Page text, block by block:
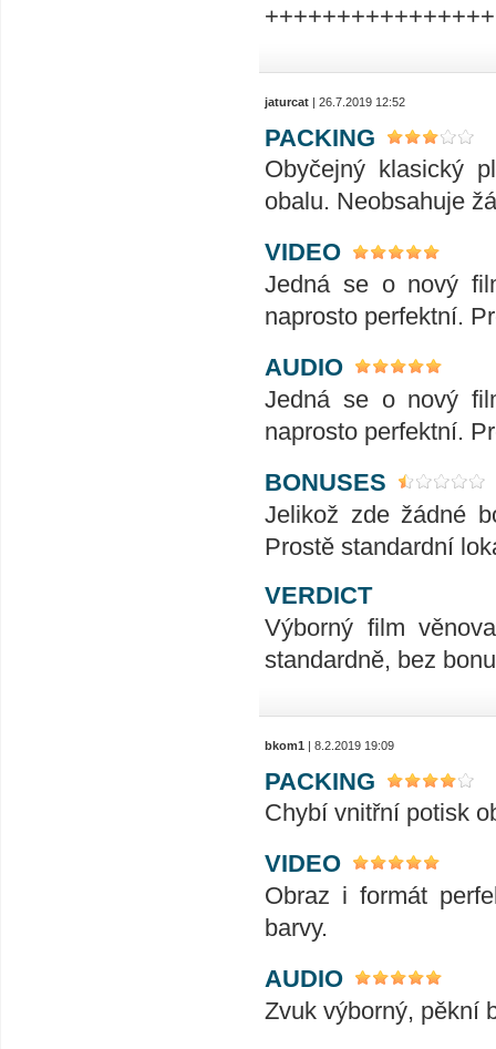
jaturcat | 26.7.2019 12:52
PACKING
Obyčejný klasický
obalu. Neobsahuje
VIDEO
Jedná se o nový
naprosto perfektní.
AUDIO
Jedná se o nový
naprosto perfektní.
BONUSES
Jelikož zde žádné
Prostě standardní
VERDICT
Výborný film
standardně, bez
bkom1 | 8.2.2019 19:09
PACKING
Chybí vnitřní potisk
VIDEO
Obraz i formát
barvy.
AUDIO
Zvuk výborný, pěkní